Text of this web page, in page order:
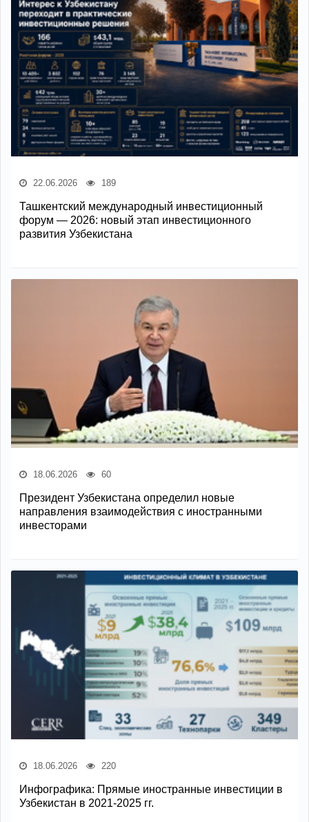
22.06.2026 189
Ташкентский международный инвестиционный
форум — 2026: новый этап инвестиционного
развития Узбекистана
18.06.2026 60
Президент Узбекистана определил новые
направления взаимодействия с иностранными
инвесторами
18.06.2026 220
Инфографика: Прямые иностранные инвестиции в
Узбекистан в 2021-2025 гг.